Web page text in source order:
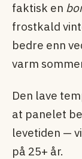
faktisk en
frostkald
bedre enn
varm
Den lave
at panelet
levetiden —
på 25+ år.